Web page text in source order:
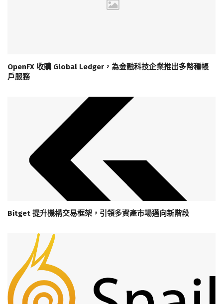
OpenFX 收購 Global Ledger，為金融科技企業推出多幣種帳
戶服務
Bitget 提升機構交易框架，引領多資產市場邁向新階段